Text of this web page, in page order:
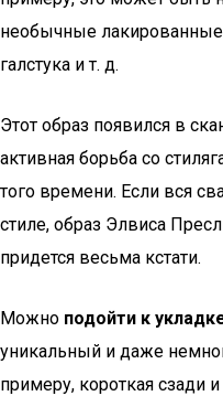
необычные лакированные
галстука и т. д.
Этот образ появился в
активная борьба со
того времени. Если вся
стиле, образ Элвиса
придется весьма кстати.
Можно подойти к
уникальный и даже
примеру, короткая сзади